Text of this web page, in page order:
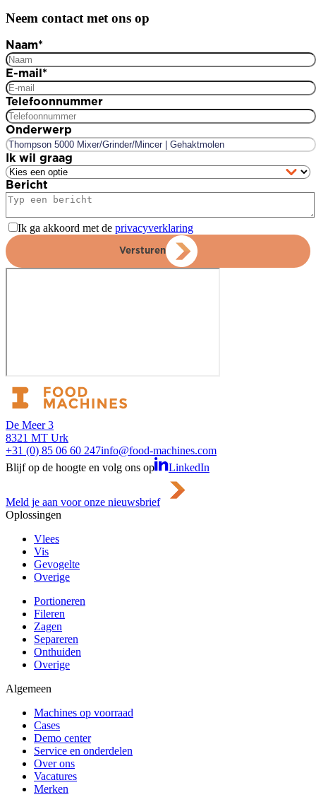
Neem contact met ons op
Naam*
E-mail *
Telefoonnummer
Onderwerp
Ik wil graag
Bericht
Ik ga akkoord met de privacyverklaring
Versturen
De Meer 3
8321 MT Urk
+31 (0) 85 06 60 247info@food-machines.com
Blijf op de hoogte en volg ons op
LinkedIn
Meld je aan voor onze nieuwsbrief
Oplossingen
Vlees
Vis
Gevogelte
Overige
Portioneren
Fileren
Zagen
Separeren
Onthuiden
Overige
Algemeen
Machines op voorraad
Cases
Demo center
Service en onderdelen
Over ons
Vacatures
Merken